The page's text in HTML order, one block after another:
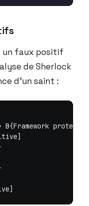
un faux positif
de Sherlock
d’un saint :
B{Framework